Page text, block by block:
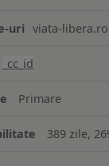
viata-libera.ro
_cc_id
Primare
389 zile,